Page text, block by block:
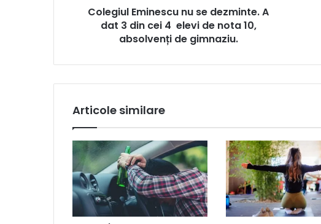
Colegiul Eminescu nu se dezminte. A
dat 3 din cei 4 elevi de nota 10,
absolvenți de gimnaziu.
Articole similare